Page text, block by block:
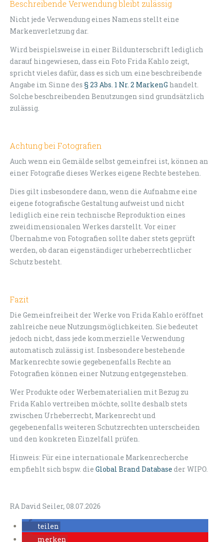
Beschreibende Verwendung bleibt zulässig
Nicht jede Verwendung eines Namens stellt eine
Markenverletzung dar.
Wird beispielsweise in einer Bildunterschrift lediglich
darauf hingewiesen, dass ein Foto Frida Kahlo zeigt,
spricht vieles dafür, dass es sich um eine beschreibende
Angabe im Sinne des § 23 Abs. 1 Nr. 2 MarkenG handelt.
Solche beschreibenden Benutzungen sind grundsätzlich
zulässig.
Achtung bei Fotografien
Auch wenn ein Gemälde selbst gemeinfrei ist, können an
einer Fotografie dieses Werkes eigene Rechte bestehen.
Dies gilt insbesondere dann, wenn die Aufnahme eine
eigene fotografische Gestaltung aufweist und nicht
lediglich eine rein technische Reproduktion eines
zweidimensionalen Werkes darstellt. Vor einer
Übernahme von Fotografien sollte daher stets geprüft
werden, ob daran eigenständiger urheberrechtlicher
Schutz besteht.
Fazit
Die Gemeinfreiheit der Werke von Frida Kahlo eröffnet
zahlreiche neue Nutzungsmöglichkeiten. Sie bedeutet
jedoch nicht, dass jede kommerzielle Verwendung
automatisch zulässig ist. Insbesondere bestehende
Markenrechte sowie gegebenenfalls Rechte an
Fotografien können einer Nutzung entgegenstehen.
Wer Produkte oder Werbematerialien mit Bezug zu
Frida Kahlo vertreiben möchte, sollte deshalb stets
zwischen Urheberrecht, Markenrecht und
gegebenenfalls weiteren Schutzrechten unterscheiden
und den konkreten Einzelfall prüfen.
Hinweis: Für eine internationale Markenrecherche
empfiehlt sich bspw. die Global Brand Database der WIPO.
RA David Seiler, 08.07.2026
teilen
merken